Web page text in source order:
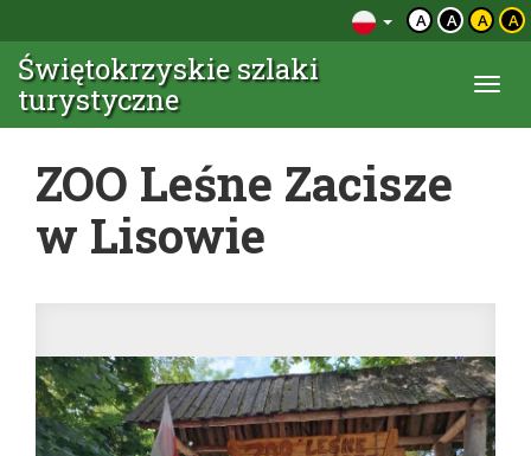
A A A A
Świętokrzyskie szlaki
turystyczne
ZOO Leśne Zacisze
w Lisowie